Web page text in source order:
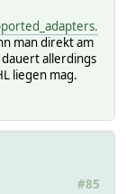
man direkt am
dauert allerdings
liegen mag.
#85